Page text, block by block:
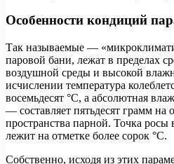
Особенности кондиций
Так называемые —
паровой бани, лежат в пределах
воздушной среды и высокой
исчислении температура
восемьдесят °C, а абсолютная
— составляет пятьдесят грамм на
пространства парной. Точка росы
лежит на отметке более сорок °C.
Собственно, исходя из этих